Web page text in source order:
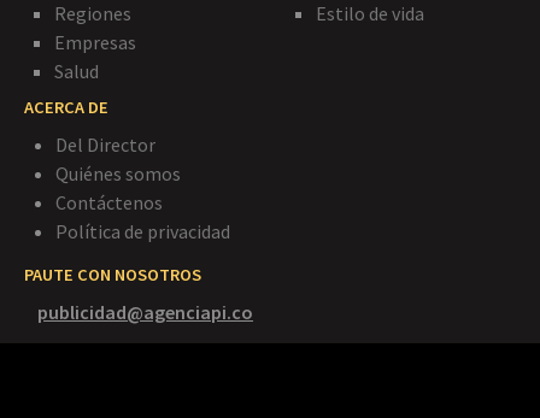
Regiones
Empresas
Salud
Estilo de vida
ACERCA DE
Del Director
Quiénes somos
Contáctenos
Política de privacidad
PAUTE CON NOSOTROS
publicidad@agenciapi.co